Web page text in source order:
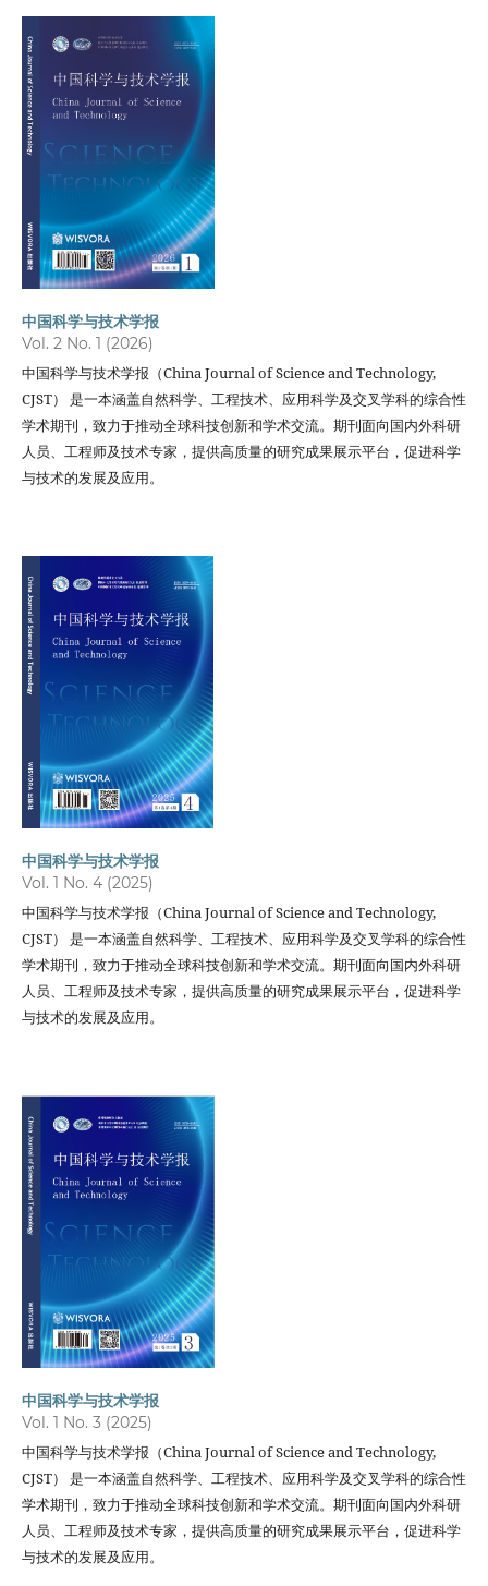
中国科学与技术学报
Vol. 2 No. 1 (2026)
中国科学与技术学报（China Journal of Science and Technology,
CJST） 是一本涵盖自然科学、工程技术、应用科学及交叉学科的综合性
学术期刊，致力于推动全球科技创新和学术交流。期刊面向国内外科研
人员、工程师及技术专家，提供高质量的研究成果展示平台，促进科学
与技术的发展及应用。
中国科学与技术学报
Vol. 1 No. 4 (2025)
中国科学与技术学报（China Journal of Science and Technology,
CJST） 是一本涵盖自然科学、工程技术、应用科学及交叉学科的综合性
学术期刊，致力于推动全球科技创新和学术交流。期刊面向国内外科研
人员、工程师及技术专家，提供高质量的研究成果展示平台，促进科学
与技术的发展及应用。
中国科学与技术学报
Vol. 1 No. 3 (2025)
中国科学与技术学报（China Journal of Science and Technology,
CJST） 是一本涵盖自然科学、工程技术、应用科学及交叉学科的综合性
学术期刊，致力于推动全球科技创新和学术交流。期刊面向国内外科研
人员、工程师及技术专家，提供高质量的研究成果展示平台，促进科学
与技术的发展及应用。